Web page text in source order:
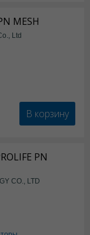
MESH
Ltd
В корзину
PN
CO., LTD